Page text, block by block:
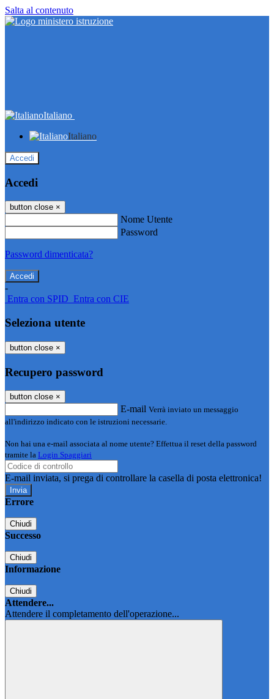
Salta al contenuto
Italiano
Italiano
Accedi
Accedi
button close ×
Nome Utente
Password
Password dimenticata?
-
Entra con SPID Entra con CIE
Seleziona utente
button close ×
Recupero password
button close ×
E-mail Verrà inviato un messaggio
all'indirizzo indicato con le istruzioni necessarie.
Non hai una e-mail associata al nome utente? Effettua il reset della password
tramite la Login Spaggiari
E-mail inviata, si prega di controllare la casella di posta elettronica!
Errore
Chiudi
Successo
Chiudi
Informazione
Chiudi
Attendere...
Attendere il completamento dell'operazione...